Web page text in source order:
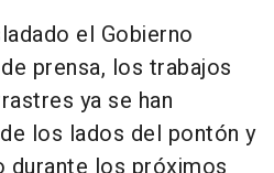
el Gobierno
prensa, los trabajos
ya se han
los lados del pontón y
durante los próximos